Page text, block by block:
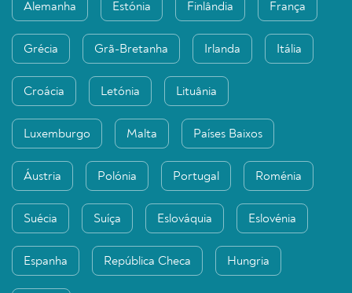
Alemanha Estónia Finlândia França
Grécia Grã-Bretanha Irlanda Itália
Croácia Letónia Lituânia
Luxemburgo Malta Países Baixos
Áustria Polónia Portugal Roménia
Suécia Suíça Eslováquia Eslovénia
Espanha República Checa Hungria